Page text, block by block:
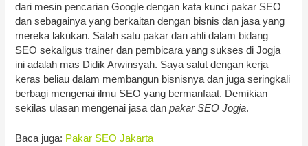
dari mesin pencarian Google dengan kata kunci pakar SEO
dan sebagainya yang berkaitan dengan bisnis dan jasa yang
mereka lakukan. Salah satu pakar dan ahli dalam bidang
SEO sekaligus trainer dan pembicara yang sukses di Jogja
ini adalah mas Didik Arwinsyah. Saya salut dengan kerja
keras beliau dalam membangun bisnisnya dan juga seringkali
berbagi mengenai ilmu SEO yang bermanfaat. Demikian
sekilas ulasan mengenai jasa danpakar SEO Jogja.
Baca juga: Pakar SEO Jakarta